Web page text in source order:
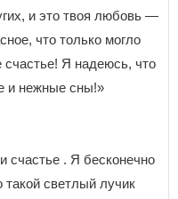
и это твоя любовь —
что только могло
счастье! Я надеюсь, что
и нежные сны!»
счастье . Я бесконечно
такой светлый лучик